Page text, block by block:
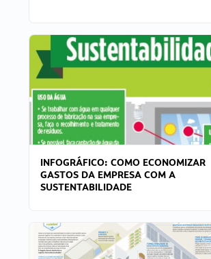
INFOGRÁFICO: COMO ECONOMIZAR
GASTOS DA EMPRESA COM A
SUSTENTABILIDADE